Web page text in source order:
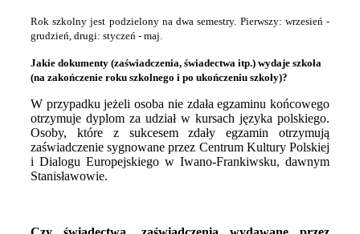
Rok szkolny jest podzielony na dwa semestry. Pierwszy: wrzesień -
grudzień, drugi: styczeń - maj.
Jakie dokumenty (zaświadczenia, świadectwa itp.) wydaje szkoła
(na zakończenie roku szkolnego i po ukończeniu szkoły)?
W przypadku jeżeli osoba nie zdała egzaminu końcowego
otrzymuje dyplom za udział w kursach języka polskiego.
Osoby, które z sukcesem zdały egzamin otrzymują
zaświadczenie sygnowane przez Centrum Kultury Polskiej
i Dialogu Europejskiego w Iwano-Frankiwsku, dawnym
Stanisławowie.